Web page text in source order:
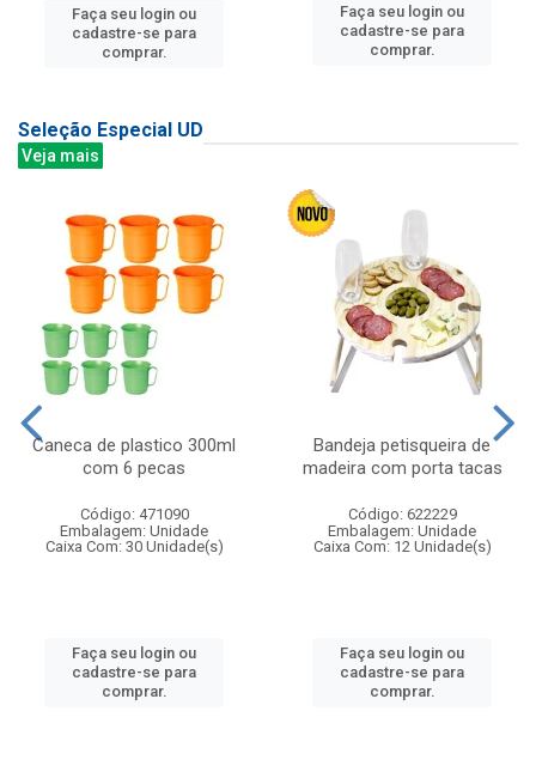
Faça seu login ou
cadastre-se para
comprar.
Faça seu login ou
cadastre-se para
comprar.
Seleção Especial UD
Veja mais
Caneca de plastico 300ml
com 6 pecas
Código: 471090
Embalagem: Unidade
Caixa Com: 30 Unidade(s)
Faça seu login ou
cadastre-se para
comprar.
Bandeja petisqueira de
madeira com porta tacas
Código: 622229
Embalagem: Unidade
Caixa Com: 12 Unidade(s)
Faça seu login ou
cadastre-se para
comprar.